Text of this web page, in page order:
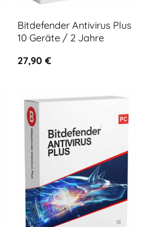
Bitdefender Antivirus Plus
10 Geräte / 2 Jahre
27,90 €